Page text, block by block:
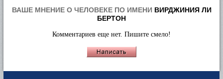
ВАШЕ МНЕНИЕ О ЧЕЛОВЕКЕ ПО ИМЕНИ ВИРДЖИНИЯ ЛИ
БЕРТОН
Комментариев еще нет. Пишите смело!